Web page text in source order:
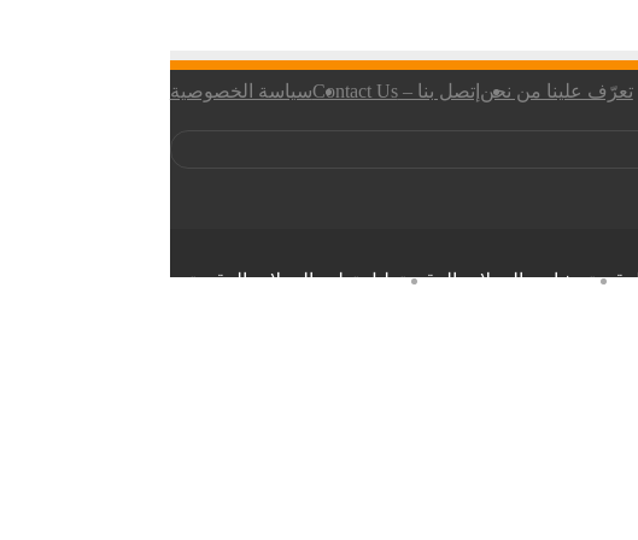
تعرّف علينا من نحن إتصل بنا – Contact Us سياسة الخصوصية
مشاريع العملات الرقميةدليل تعليم العملات الرقمية